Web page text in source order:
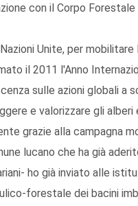
con il Corpo
Unite, per
il 2011 l'Anno
sulle azioni globali a
e valorizzare gli
grazie alla campagna
lucano che ha già
ho già inviato alle
forestale dei bacini